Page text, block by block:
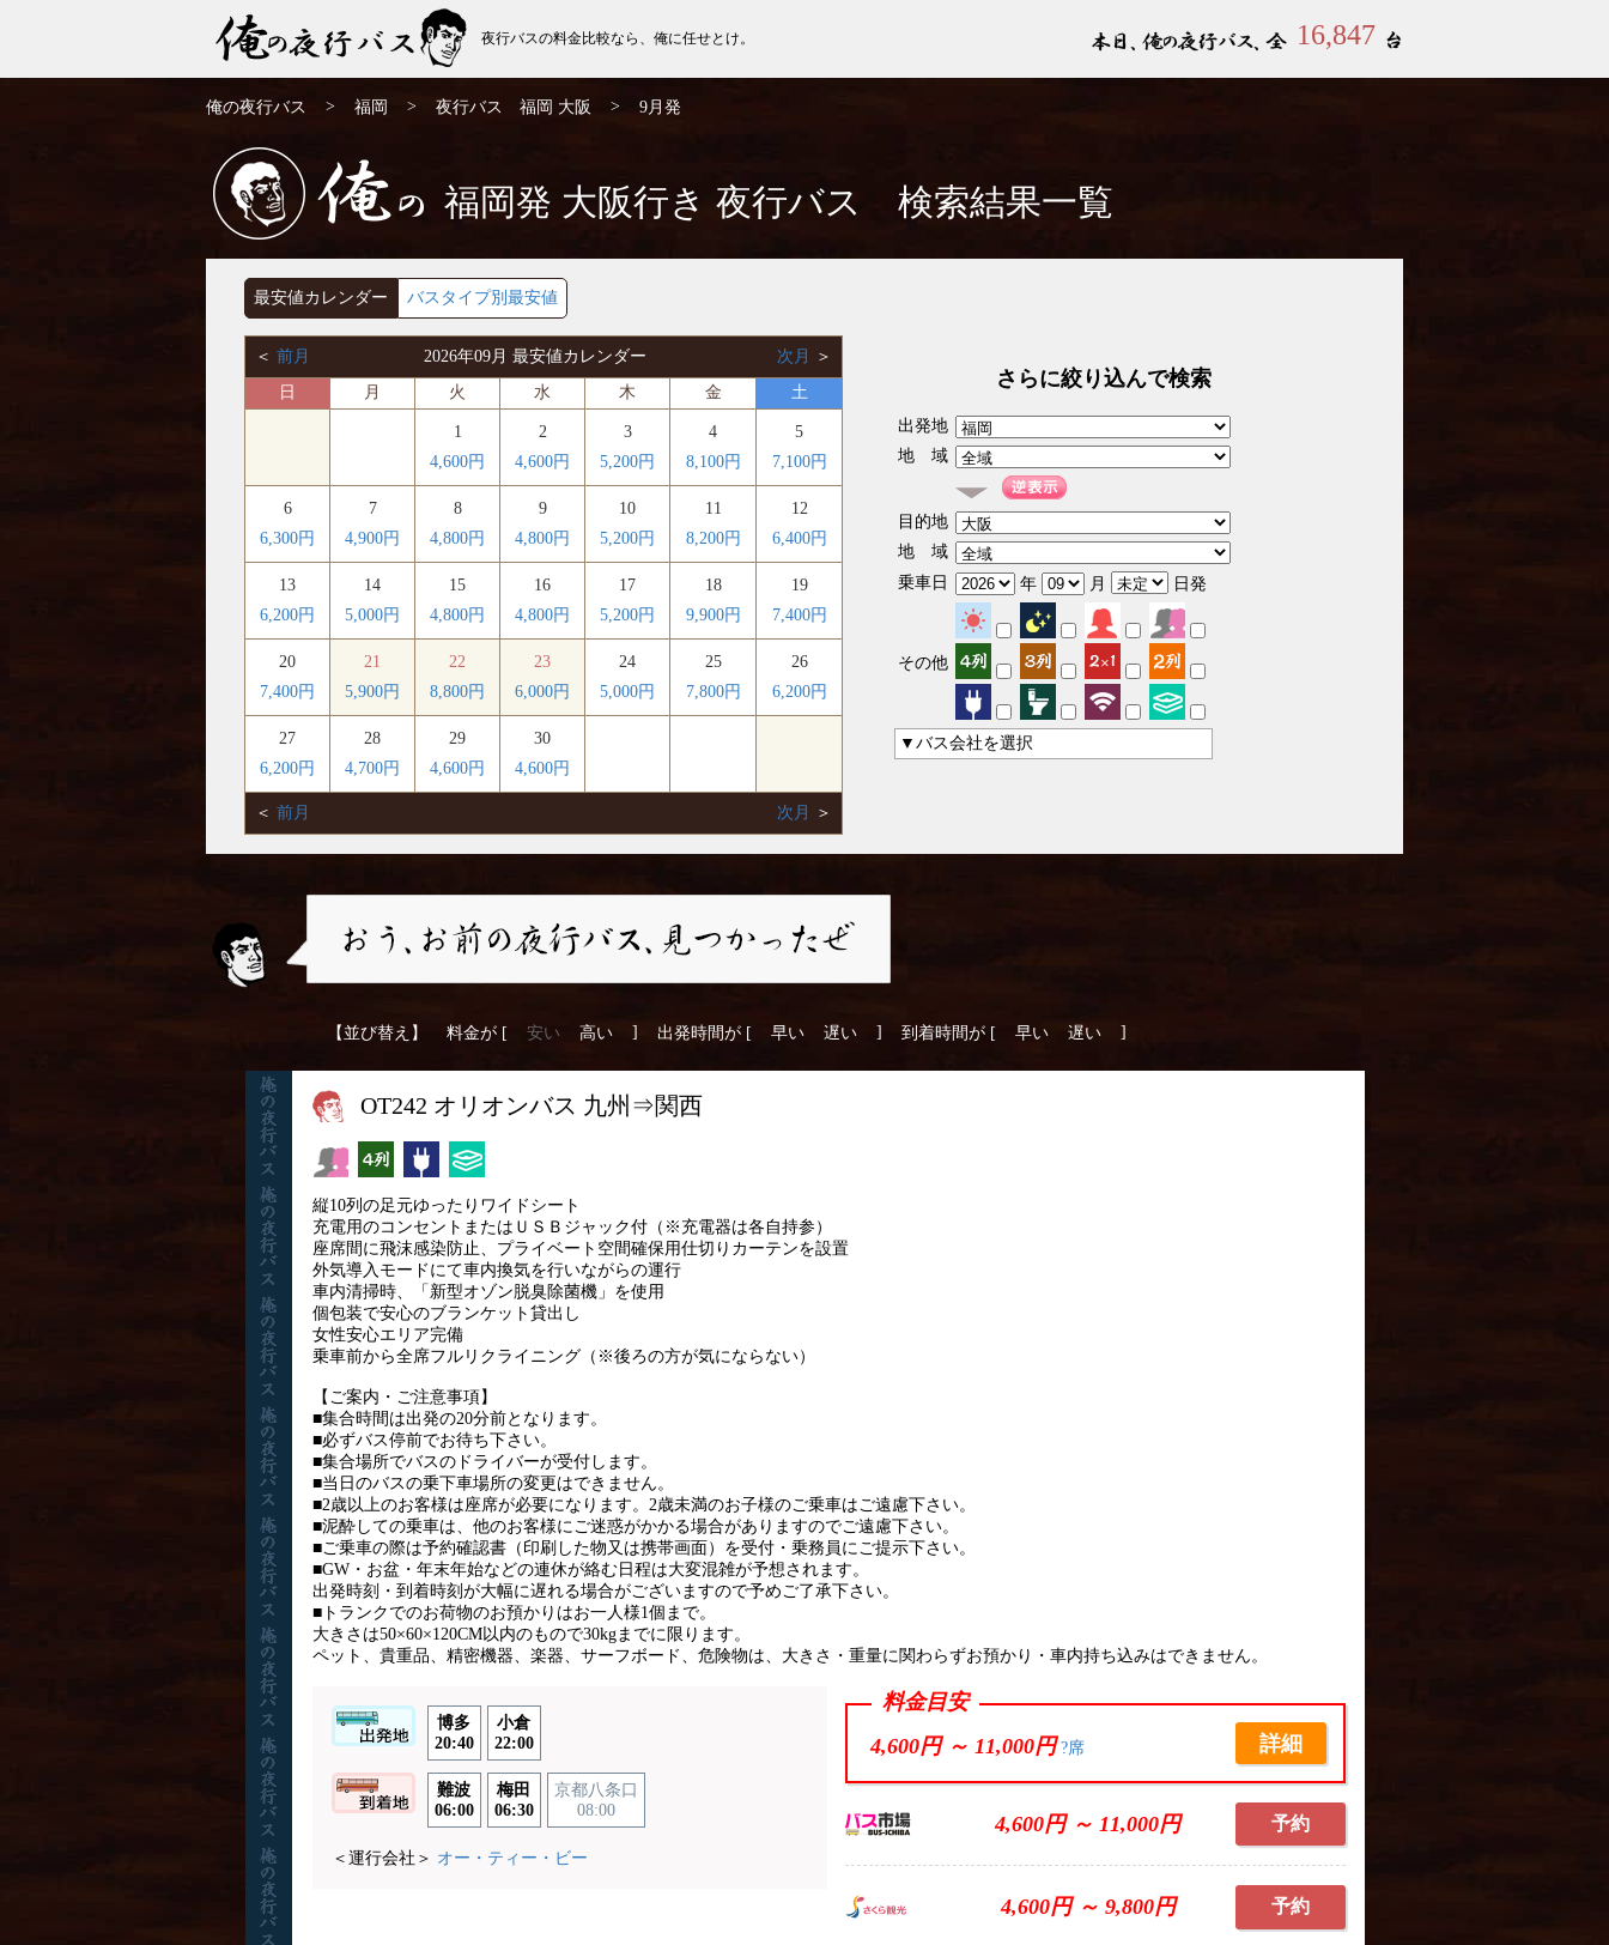
| 俺の夜行バス
夜行バスの料金比較なら、俺に任せとけ。 16,847
俺の夜行バス > 福岡 > 夜行バス 福岡 大阪 > 9月発
俺の
福岡発 大阪行き 夜行バス 検索結果一覧
最安値カレンダー バスタイプ別最安値
＜ 前月 2026年09月 最安値カレンダー 次月
＞
日
月 火 水 木 金 土
1
4,600円
2
4,600円
3
5,200円
4
8,100円
5
7,100円
6
6,300円
7
4,900円
8
4,800円
9
4,800円
10
5,200円
11
8,200円
12
6,400円
13
6,200円
14
5,000円
15
4,800円
16
4,800円
17
5,200円
18
9,900円
19
7,400円
20
7,400円
21
5,900円
22
8,800円
23
6,000円
24
5,000円
25
7,800円
26
6,200円
27
6,200円
28
4,700円
29
4,600円
30
4,600円
＜ 前月 次月 ＞
さらに絞り込んで検索
出発地
地 域
目的地
地 域
乗車日
年 月 日発
その他
▼バス会社を選択
【並び替え】 料金が [ 安い 高い ] 出発時間が [ 早い 遅い ] 到着時間が [ 早い 遅い ]
OT242 オリオンバス 九州⇒関西
女性安心横4列 コンセント
縦10列の足元ゆったりワイドシート
充電用のコンセントまたはＵＳＢジャック付（※充電器は各自持参）
座席間に飛沫感染防止、プライベート空間確保用仕切りカーテンを設置
外気導入モードにて車内換気を行いながらの運行
車内清掃時、「新型オゾン脱臭除菌機」を使用
個包装で安心のブランケット貸出し
女性安心エリア完備
乗車前から全席フルリクライニング（※後ろの方が気にならない）
【ご案内・ご注意事項】
■集合時間は出発の20分前となります。
■必ずバス停前でお待ち下さい。
■集合場所でバスのドライバーが受付します。
■当日のバスの乗下車場所の変更はできません。
■2歳以上のお客様は座席が必要になります。2歳未満のお子様のご乗車はご遠慮下さい。
■泥酔しての乗車は、他のお客様にご迷惑がかかる場合がありますのでご遠慮下さい。
■ご乗車の際は予約確認書（印刷した物又は携帯画面）を受付・乗務員にご提示下さい。
■GW・お盆・年末年始などの連休が絡む日程は大変混雑が予想されます。
出発時刻・到着時刻が大幅に遅れる場合がございますので予めご了承下さい。
■トランクでのお荷物のお預かりはお一人様1個まで。
大きさは50×60×120CM以内のもので30kgまでに限ります。
ペット、貴重品、精密機器、楽器、サーフボード、危険物は、大きさ・重量に関わらずお預かり・車内持ち込みはできません。
博多
20:40
小倉
22:00
難波
06:00
梅田
06:30
京都八条口
08:00
＜運行会社＞ オー・ティー・ビー
料金目安
4,600円 ～ 11,000円?席 詳細
4,600円 ～ 11,000円 予約
4,600円 ～ 9,800円 予約